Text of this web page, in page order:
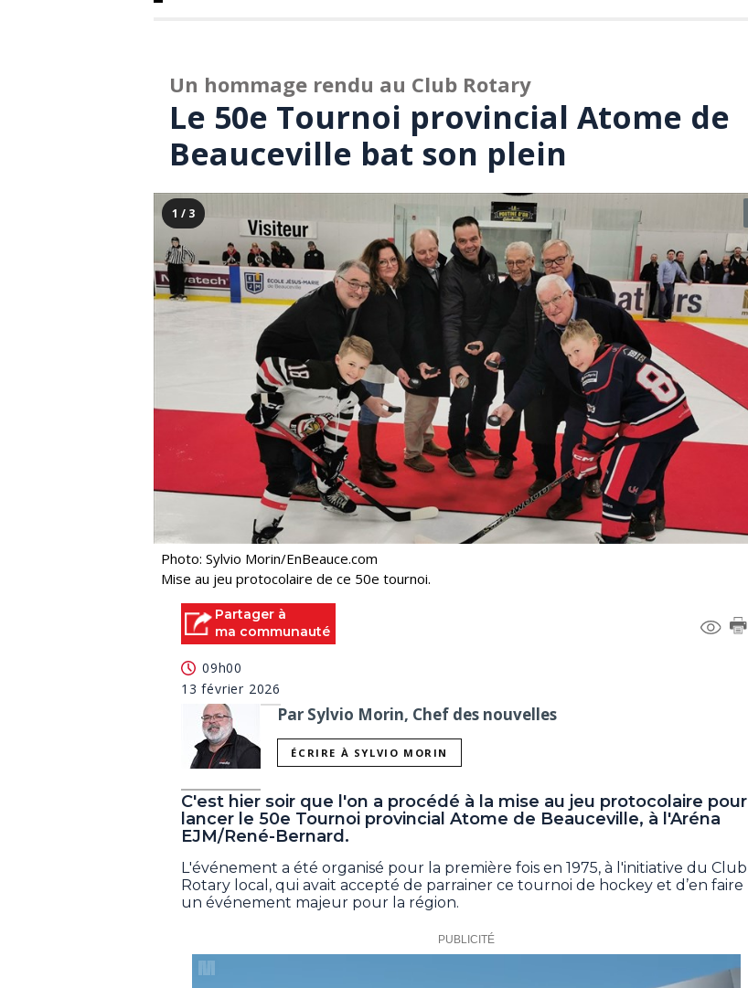
Un hommage rendu au Club Rotary
Le 50e Tournoi provincial Atome de
Beauceville bat son plein
1 / 3
Photo: Sylvio Morin/EnBeauce.com
Mise au jeu protocolaire de ce 50e tournoi.
Partager à
ma communauté
09h00
13 février 2026
Par Sylvio Morin, Chef des nouvelles
ÉCRIRE À SYLVIO MORIN
C'est hier soir que l'on a procédé à la mise au jeu protocolaire pour
lancer le 50e Tournoi provincial Atome de Beauceville, à l'Aréna
EJM/René-Bernard.
L'événement a été organisé pour la première fois en 1975, à l'initiative du Club
Rotary local, qui avait accepté de parrainer ce tournoi de hockey et d’en faire
un événement majeur pour la région.